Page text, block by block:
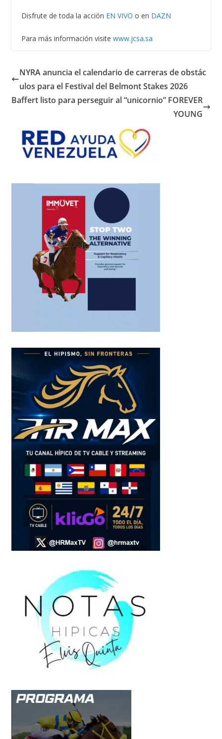
Disfrute de toda la acción EN VIVO o en DAZN
Para más información visite www.jcsa.sa
NYRA anuncia el calendario de carreras de obstác
ulos para el Festival del Belmont Stakes 2026
Baffert listo para perseguir al “unicornio” FOREVER
YOUNG